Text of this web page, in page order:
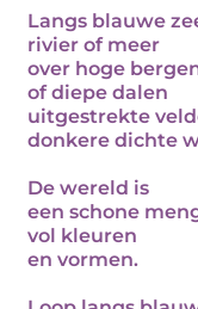
Langs blauwe
rivier of meer
over hoge
of diepe dalen
uitgestrekte
donkere dichte
De wereld is
een schone
vol kleuren
en vormen.